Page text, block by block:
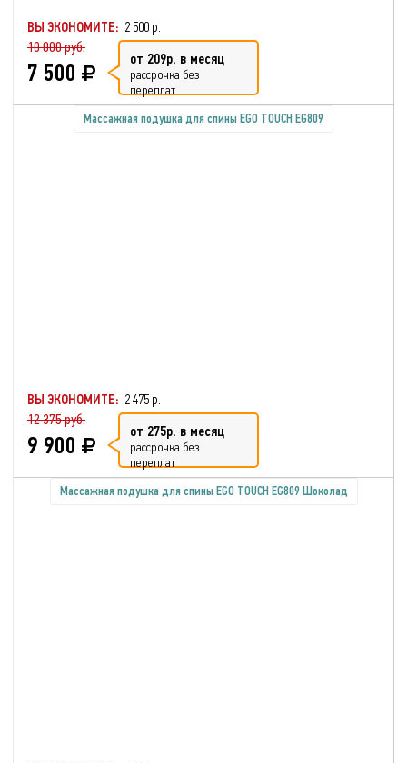
ВЫ ЭКОНОМИТЕ: 2 500 р.
10 000 руб.
7 500 от 209р. в месяц
рассрочка без
переплат
Массажная подушка для спины EGO TOUCH EG809
ВЫ ЭКОНОМИТЕ: 2 475 р.
12 375 руб.
9 900 от 275р. в месяц
рассрочка без
переплат
Массажная подушка для спины EGO TOUCH EG809 Шоколад